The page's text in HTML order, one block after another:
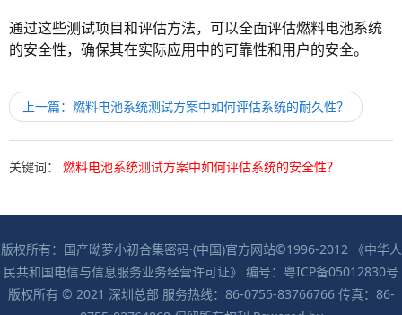
通过这些测试项目和评估方法，可以全面评估燃料电池系统
的安全性，确保其在实际应用中的可靠性和用户的安全。
上一篇：燃料电池系统测试方案中如何评估系统的耐久性？
关键词： 燃料电池系统测试方案中如何评估系统的安全性？
版权所有：国产呦萝小初合集密码·(中国)官方网站©1996-2012 《中华人
民共和国电信与信息服务业务经营许可证》 编号：粤ICP备05012830号
版权所有 © 2021 深圳总部 服务热线：86-0755-83766766 传真：86-